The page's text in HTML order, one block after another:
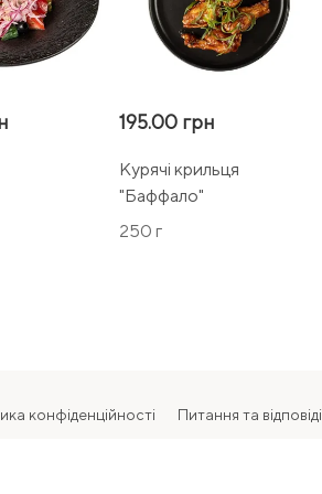
195.00 грн
Курячі крильця
"Баффало"
250 г
конфіденційності Питання та відповіді